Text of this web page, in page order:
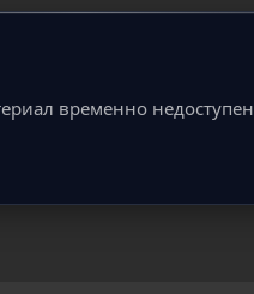
временно недоступен